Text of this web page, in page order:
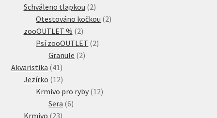
produkty
Schváleno tlapkou 22
produkty
Otestováno kočkou 22
zooOUTLET % 22
produkty
Psí zooOUTLET 22
Granule 22
Akvaristika 41 41
produktů
Jezírko 1212
produktů
Krmivo pro ryby 1212
Sera 66
Krmivo 2323